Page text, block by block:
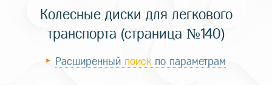
Колесные диски для легкового
транспорта (страница №140)
Расширенный поиск по параметрам